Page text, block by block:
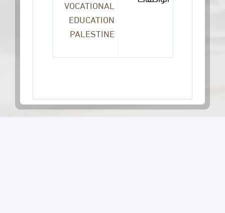
VOCATIONAL
EDUCATION
PALESTINE